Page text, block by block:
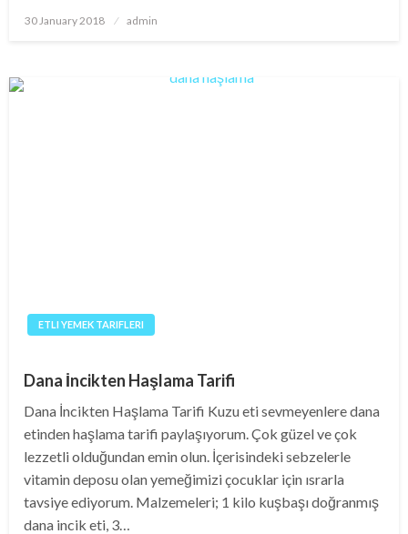
Posted
30 January 2018 admin
ETLI YEMEK TARIFLERI
Dana İncikten Haşlama Tarifi
Dana İncikten Haşlama Tarifi Kuzu eti sevmeyenlere dana
etinden haşlama tarifi paylaşıyorum. Çok güzel ve çok
lezzetli olduğundan emin olun. İçerisindeki sebzelerle
vitamin deposu olan yemeğimizi çocuklar için ısrarla
tavsiye ediyorum. Malzemeleri; 1 kilo kuşbaşı doğranmış
dana incik eti, 3…